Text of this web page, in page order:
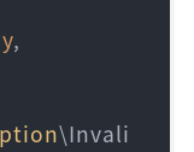
\Invali